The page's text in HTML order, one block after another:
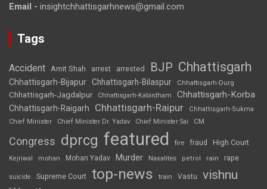
Email - insightchhattisgarhnews@gmail.com
Tags
Accident Amit Shah arrest arrested BJP Chhattisgarh
Chhattisgarh-Bijapur Chhattisgarh-Bilaspur Chhattisgarh-Durg
Chhattisgarh-Jagdalpur Chhattisgarh-Kabirdham Chhattisgarh-Korba
Chhattisgarh-Raigarh Chhattisgarh-Raipur
Chhattisgarh-Sukma
Chief Minister
Chief Minister Dr. Yadav Chief Minister Sai CM
Congress dprcg featured fire fraud High Court
Kejriwal mohan Mohan Yadav Murder Naxalites petrol rain rape
suicide Supreme Court top-news train Vastu vishnu